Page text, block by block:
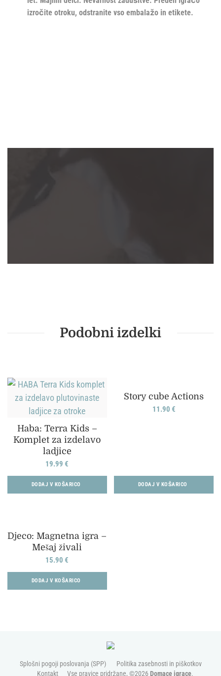
izročite otroku, odstranite vso embalažo in etikete.
Podobni izdelki
Haba: Terra Kids –
Komplet za izdelavo
ladjice
19.99€
DODAJ V KOŠARICO
Story cube Actions
11.90 €
DODAJ V KOŠARICO
Djeco: Magnetna igra –
Mešaj živali
15.90€
DODAJ V KOŠARICO
Splošni pogoji poslovanja (SPP)
Politika zasebnosti in piškotkov
KontaktVse pravice pridržane, ©2026 Domace igrace.